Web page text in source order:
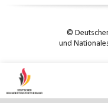
©
und